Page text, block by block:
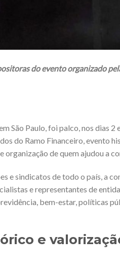
do evento organizado
São Paulo, foi palco, nos dias 2
do Ramo Financeiro, evento
organização de quem ajudou a
e sindicatos de todo o país, a
e representantes de
bem-estar, políticas
e